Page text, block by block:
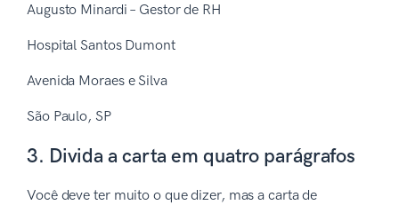
Augusto Minardi – Gestor de RH
Hospital Santos Dumont
Avenida Moraes e Silva
São Paulo, SP
3. Divida a carta em quatro parágrafos
Você deve ter muito o que dizer, mas a carta de